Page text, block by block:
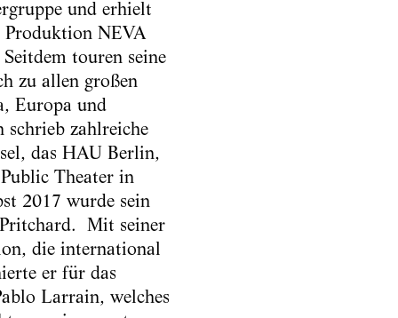
und erhielt
Produktion NEVA
touren seine
zu allen großen
Europa und
zahlreiche
das HAU Berlin,
Theater in
2017 wurde sein
Mit seiner
die international
er für das
Larrain, welches